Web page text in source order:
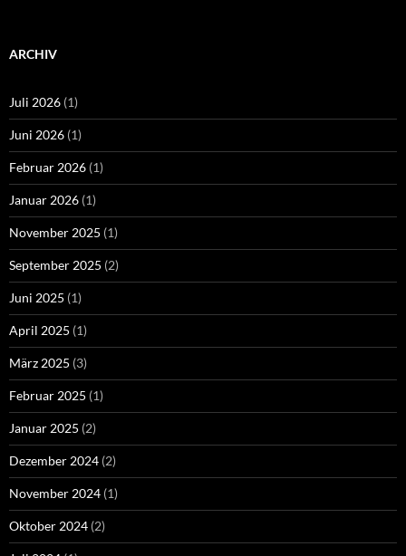
ARCHIV
Juli 2026 (1)
Juni 2026 (1)
Februar 2026 (1)
Januar 2026 (1)
November 2025 (1)
September 2025 (2)
Juni 2025 (1)
April 2025 (1)
März 2025 (3)
Februar 2025 (1)
Januar 2025 (2)
Dezember 2024 (2)
November 2024 (1)
Oktober 2024 (2)